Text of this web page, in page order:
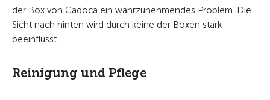
der Box von Cadoca ein wahrzunehmendes Problem. Die
Sicht nach hinten wird durch keine der Boxen stark
beeinflusst.
Reinigung und Pflege